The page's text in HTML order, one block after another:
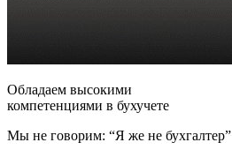
Обладаем высокими
компетенциями в бухучете
Мы не говорим: “Я же не бухгалтер”